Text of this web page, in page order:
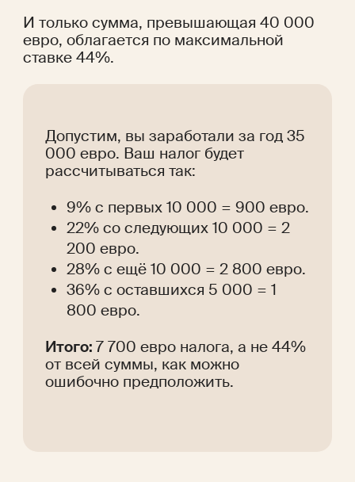
И только сумма, превышающая 40 000
евро, облагается по максимальной
ставке 44%.
Допустим, вы заработали за год 35
000 евро. Ваш налог будет
рассчитываться так:
9% с первых 10 000 = 900 евро.
22% со следующих 10 000 = 2
200 евро.
28% с ещё 10 000 = 2 800 евро.
36% с оставшихся 5 000 = 1
800 евро.
Итого: 7 700 евро налога, а не 44%
от всей суммы, как можно
ошибочно предположить.